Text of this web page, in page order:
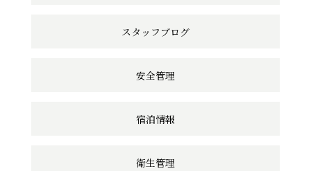
スタッフブログ
安全管理
宿泊情報
衛生管理